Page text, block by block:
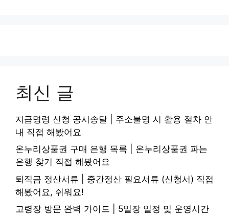
최신 글
지급명령 신청 공시송달 | 주소불명 시 활용 절차 안
내 직접 해봤어요
온누리상품권 구매 은행 목록 | 온누리상품권 파는
은행 찾기 직접 해봤어요
퇴직금 정산서류 | 중간정산 필요서류 (신청서) 직접
해봤어요, 쉬워요!
고령장 방문 완벽 가이드 | 5일장 일정 및 운영시간